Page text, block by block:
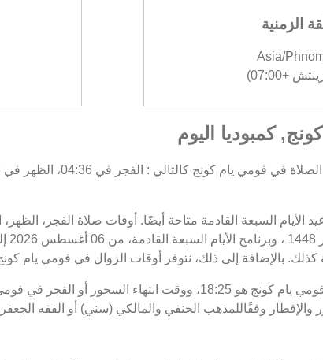
الزمنية
Asia/
+07:00)
كمبوديا اليوم
الأيام السبعة القادمة متاحة أيضًا. أوقات صلاة الفجر،
كذلك. بالإضافة إلى ذلك، نتوفر أوقات الزوال في فومي يام كونج
والإفطار وفقًاللمذهب الحنفي والمالكي (سني) أو الفقه